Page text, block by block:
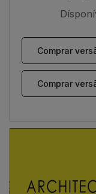
Comprar
Comprar